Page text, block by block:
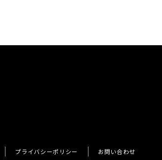
プライバシーポリシー お問い合わせ